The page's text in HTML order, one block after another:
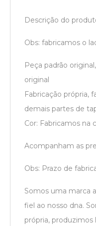
Descrição do
Obs: fabricamos o
Peça padrão
original
Fabricação própria,
demais partes de
Cor: Fabricamos na
Acompanham as
Obs: Prazo de
Somos uma marca
fiel ao nosso dna.
própria,